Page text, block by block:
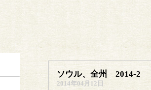
ソウル、全州 2014-2
2014年04月12日